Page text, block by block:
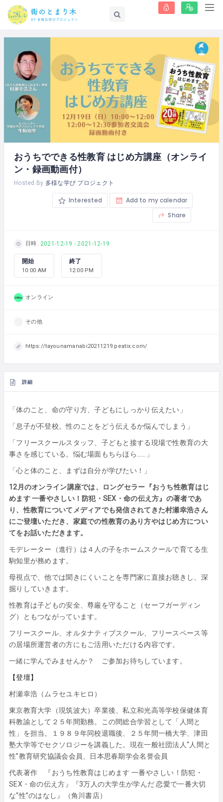
おうちでできる性教育 はじめ方講座（オンライ
ン・録画動画付）
Hosted By 多様な学び プロジェクト
Interested
Add to my calendar
Share
日時 2021-12-19 - 2021-12-19
開始
10:00 AM
終了
12:00 PM
オンライン
その他
https://tayounamanabi20211219.peatix.com/
詳細
「体のこと、命の守り方、子どもにしっかり伝えたい」
「息子が不登校。性のことをどう伝えるか悩んでしまう」
「フリースクールスタッフ、子どもと接する現場で性教育の大
事さを感じている。悩む場面もちらほら……」
「心と体のこと、まずは自分が学びたい！」
12月のオンライン講座では、ロングセラー『おうち性教育はじ
めます 一番やさしい！防犯・SEX・命の伝え方』の著者であ
り、性教育についてメディアでも発信されてきた村瀬幸浩さん
にご登壇いただき、家庭での性教育のあり方やはじめ方につい
てをお話いただきます。
モデレーター（進行）は４人の子をホームスクールで育てる生
駒知里が務めます。
母視点で、他では聞きにくいことを専門家に直接お聴きし、深
掘りしていきます。
性教育は子どもの安全、尊厳を守ること（セーフガーディン
グ）ともつながっています。
フリースクール、オルタナティブスクール、フリースペース等
の居場所運営者の方にもご活用いただける内容です。
一緒に学んでみませんか？ ご参加お待ちしています。
【登壇】
村瀬幸浩（ムラセユキヒロ）
東京教育大学（現筑波大）卒業後、私立和光高等学校保健体育
科教諭として２５年間勤務。この間総合学習として「人間と
性」を担当。１９８９年同校退職後、２５年間一橋大学、津田
塾大学等でセクソロジーを講義した。現在一般社団法人“人間と
性”教育研究協議会会員、日本思春期学会名誉会員
代表著作 『おうち性教育はじめます 一番やさしい！防犯・
SEX・命の伝え方』『3万人の大学生が学んだ 恋愛で一番大切
な“性”のはなし』（角川書店）